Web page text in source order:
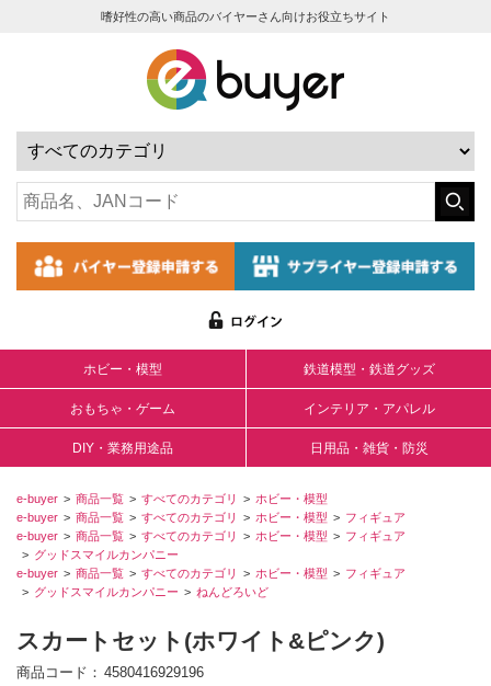
嗜好性の高い商品のバイヤーさん向けお役立ちサイト
ホビー・模型 鉄道模型・鉄道グッズ
おもちゃ・ゲーム インテリア・アパレル
DIY・業務用途品 日用品・雑貨・防災
e-buyer 商品一覧 すべてのカテゴリ
ホビー・模型
e-buyer
商品一覧 すべてのカテゴリ ホビー・模型
フィギュア
e-buyer
商品一覧 すべてのカテゴリ ホビー・模型
フィギュア
グッドスマイルカンパニー
e-buyer
商品一覧 すべてのカテゴリ ホビー・模型
フィギュア
グッドスマイルカンパニー
ねんどろいど
スカートセット(ホワイト&ピンク)
商品コード
4580416929196